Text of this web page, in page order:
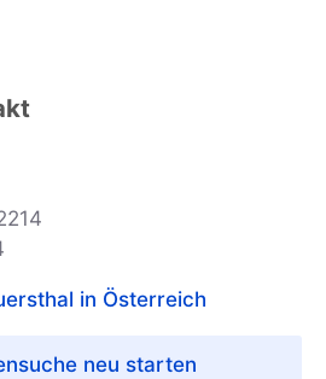
in Österreich
neu starten